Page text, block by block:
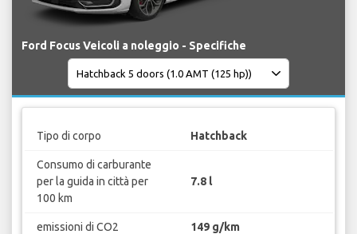
Ford Focus Veicoli a noleggio - Specifiche
Tipo di corpo Hatchback
Consumo di carburante
per la guida in città per
100 km
7.8 l
emissioni di CO2 149 g/km